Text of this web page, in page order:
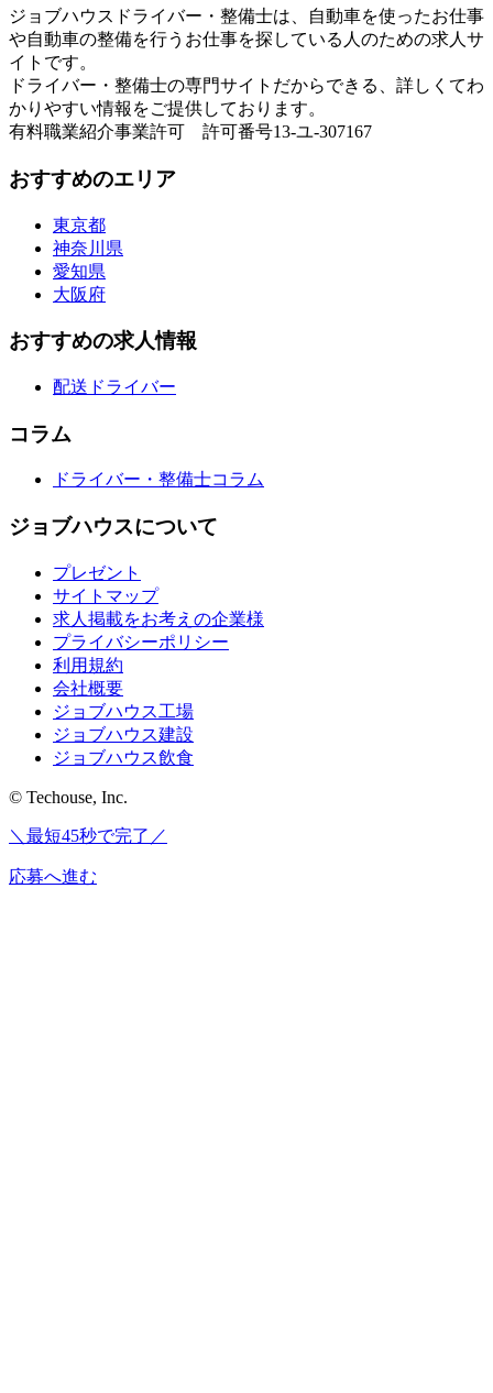
ジョブハウスドライバー・整備士は、自動車を使ったお仕事
や自動車の整備を行うお仕事を探している人のための求人サ
イトです。
ドライバー・整備士の専門サイトだからできる、詳しくてわ
かりやすい情報をご提供しております。
有料職業紹介事業許可 許可番号13-ユ-307167
おすすめのエリア
東京都
神奈川県
愛知県
大阪府
おすすめの求人情報
配送ドライバー
コラム
ドライバー・整備士コラム
ジョブハウスについて
プレゼント
サイトマップ
求人掲載をお考えの企業様
プライバシーポリシー
利用規約
会社概要
ジョブハウス工場
ジョブハウス建設
ジョブハウス飲食
© Techouse, Inc.
＼最短45秒で完了／
応募へ進む